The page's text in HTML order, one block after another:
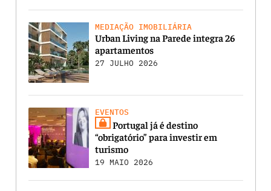
MEDIAÇÃO IMOBILIÁRIA
Urban Living na Parede integra 26
apartamentos
27 JULHO 2026
EVENTOS
Portugal já é destino
“obrigatório” para investir em
turismo
19 MAIO 2026